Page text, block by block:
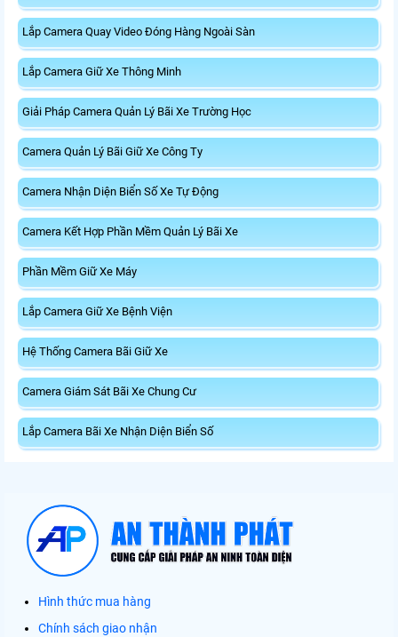
Lắp Camera Quay Video Đóng Hàng Ngoài Sàn
Lắp Camera Giữ Xe Thông Minh
Giải Pháp Camera Quản Lý Bãi Xe Trường Học
Camera Quản Lý Bãi Giữ Xe Công Ty
Camera Nhận Diện Biển Số Xe Tự Động
Camera Kết Hợp Phần Mềm Quản Lý Bãi Xe
Phần Mềm Giữ Xe Máy
Lắp Camera Giữ Xe Bệnh Viện
Hệ Thống Camera Bãi Giữ Xe
Camera Giám Sát Bãi Xe Chung Cư
Lắp Camera Bãi Xe Nhận Diện Biển Số
Hình thức mua hàng
Chính sách giao nhận